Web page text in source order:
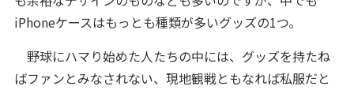
iPhoneケースはもっとも種類が多いグッズの1つ。
野球にハマり始めた人たちの中には、グッズを持たね
ばファンとみなされない、現地観戦ともなれば私服だと